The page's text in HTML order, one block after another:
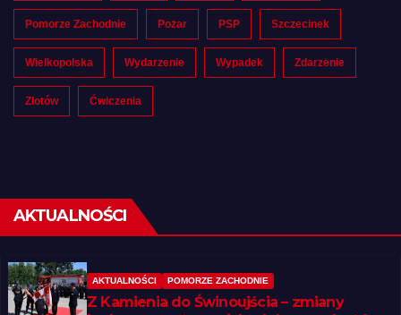
Pomorze Zachodnie Pożar PSP Szczecinek
Wielkopolska Wydarzenie Wypadek Zdarzenie
Złotów Ćwiczenia
AKTUALNOŚCI
AKTUALNOŚCI POMORZE ZACHODNIE
Z Kamienia do Świnoujścia – zmiany